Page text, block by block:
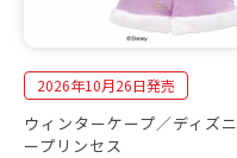
2026年10月26日発売
ウィンターケープ／ディズニ
ープリンセス